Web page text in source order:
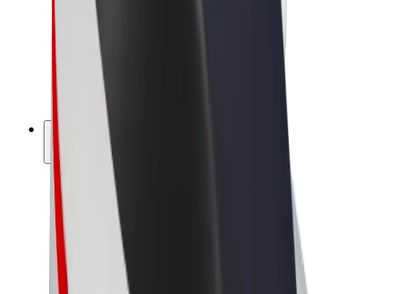
Bolt Drive
Bolt cégeknek
E-kerékpárok
Bolt Plus
Keress a Bolttal
Sofőrök
Sofőr kereset
Futárok
Futár kereset